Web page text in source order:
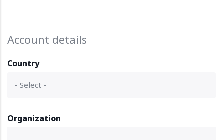
Account details
Country
Organization